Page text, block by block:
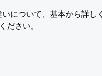
について、基本から詳
さい。